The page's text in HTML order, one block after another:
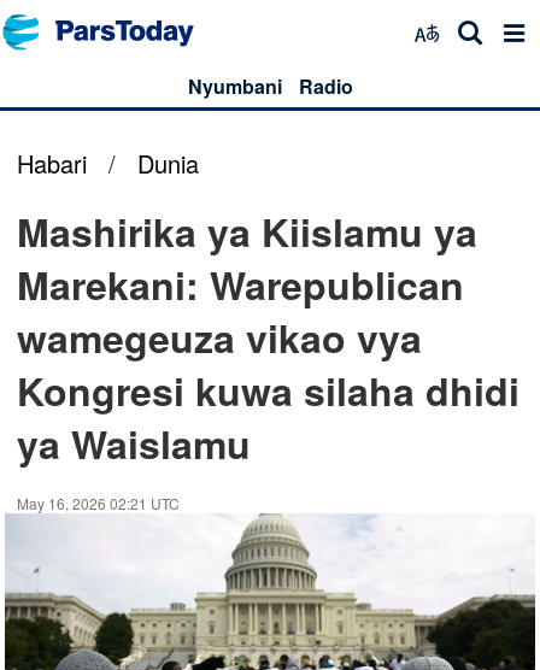
Nyumbani Radio
Habari / Dunia
Mashirika ya Kiislamu ya
Marekani: Warepublican
wamegeuza vikao vya
Kongresi kuwa silaha dhidi
ya Waislamu
May 16, 2026 02:21 UTC